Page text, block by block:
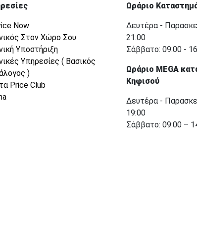
Now
Στον Χώρο Σου
Υποστήριξη
Υπηρεσίες ( Βασικός
)
Price Club
Ωράριο
Δευτέρα -
21:00
Σάββατο: 09:00 -
Ωράριο MEGA
Κηφισού
Δευτέρα -
19:00
Σάββατο: 09:00 –